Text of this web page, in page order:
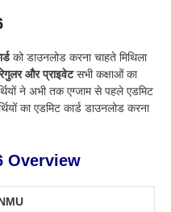
को डाउनलोड करना चाहते मिथिला
रेगुलर और प्राइवेटसभी कक्षाओं का
ने अभी तक एग्जाम से पहले एडमिट
का एडमिट कार्ड डाउनलोड करना
Overview